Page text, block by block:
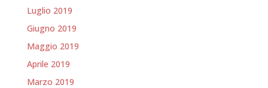
Luglio 2019
Giugno 2019
Maggio 2019
Aprile 2019
Marzo 2019